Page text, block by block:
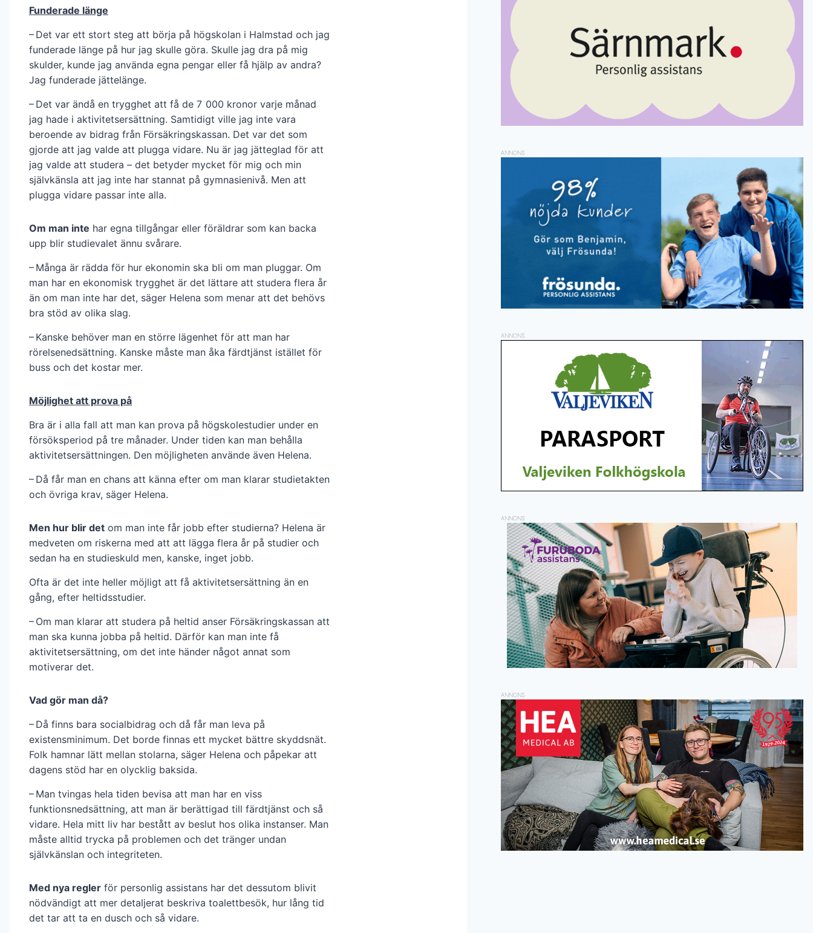
Funderade länge
– Det var ett stort steg att börja på högskolan i Halmstad och jag
funderade länge på hur jag skulle göra. Skulle jag dra på mig
skulder, kunde jag använda egna pengar eller få hjälp av andra?
Jag funderade jättelänge.
– Det var ändå en trygghet att få de 7 000 kronor varje månad
jag hade i aktivitetsersättning. Samtidigt ville jag inte vara
beroende av bidrag från Försäkrings­kassan. Det var det som
gjorde att jag valde att plugga vidare. Nu är jag jätteglad för att
jag valde att studera – det betyder mycket för mig och min
självkänsla att jag inte har stannat på gymnasienivå. Men att
plugga vidare passar inte alla.
Om man inte har egna tillgångar eller föräldrar som kan backa
upp blir studievalet ännu svårare.
– Många är rädda för hur ekonomin ska bli om man pluggar. Om
man har en ekonomisk trygghet är det lättare att studera flera år
än om man inte har det, säger Helena som menar att det behövs
bra stöd av olika slag.
– Kanske behöver man en större lägenhet för att man har
rörelsenedsättning. Kanske måste man åka färdtjänst istället för
buss och det kostar mer.
Möjlighet att prova på
Bra är i alla fall att man kan prova på högskolestudier under en
försöksperiod på tre månader. Under tiden kan man behålla
aktivitetsersättningen. Den möjligheten använde även Helena.
– Då får man en chans att känna efter om man klarar studietakten
och övriga krav, säger Helena.
Men hur blir det om man inte får jobb efter studierna? Helena är
medveten om riskerna med att att lägga flera år på studier och
sedan ha en studieskuld men, kanske, inget jobb.
Ofta är det inte heller möjligt att få aktivitetsersättning än en
gång, efter heltidsstudier.
– Om man klarar att studera på heltid anser Försäkringskassan att
man ska kunna jobba på heltid. Därför kan man inte få
aktivitetsersättning, om det inte händer något annat som
motiverar det.
Vad gör man då?
– Då finns bara socialbidrag och då får man leva på
existensminimum. Det borde finnas ett mycket bättre skyddsnät.
Folk hamnar lätt mellan stolarna, säger Helena och påpekar att
dagens stöd har en olycklig baksida.
– Man tvingas hela tiden bevisa att man har en viss
funktionsnedsättning, att man är berättigad till färdtjänst och så
vidare. Hela mitt liv har bestått av beslut hos olika instanser. Man
måste alltid trycka på problemen och det tränger undan
självkänslan och integriteten.
Med nya regler för personlig assistans har det dessutom blivit
nödvändigt att mer detaljerat beskriva toalettbesök, hur lång tid
det tar att ta en dusch och så vidare.
ANNONS
ANNONS
ANNONS
ANNONS